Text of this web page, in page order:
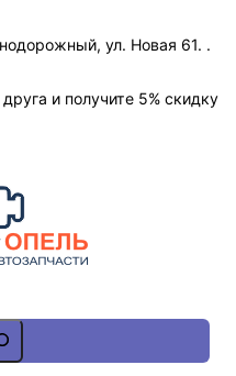
ул. Новая 61. .
и получите 5% скидку